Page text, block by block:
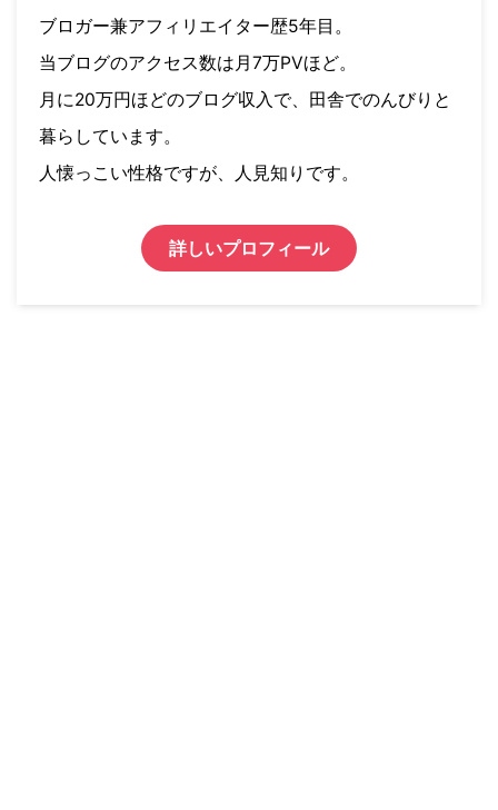
ブロガー兼アフィリエイター歴5年目。
当ブログのアクセス数は月7万PVほど。
月に20万円ほどのブログ収入で、田舎でのんびりと
暮らしています。
人懐っこい性格ですが、人見知りです。
詳しいプロフィール